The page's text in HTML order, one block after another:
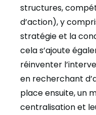
structures,
d’action), y
stratégie et la
cela s’ajoute
réinventer
en recherchant
place ensuite, un
centralisation et